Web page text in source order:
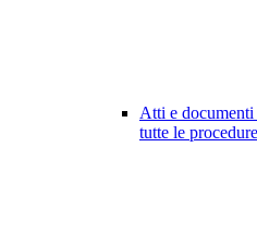
Atti e documenti
tutte le procedure